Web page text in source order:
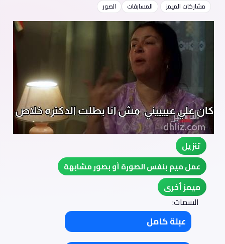
مشاركات الميمز
المسابقات الصور
تنزيل
عمل ميم بنفس الصورة أو بصور مشابهة
ميمز أخرى
السمات:
عبلة كامل